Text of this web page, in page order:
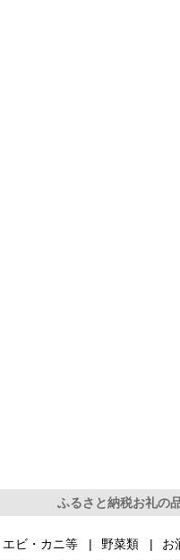
ふるさと納税お礼の
エビ・カニ等 野菜類 お